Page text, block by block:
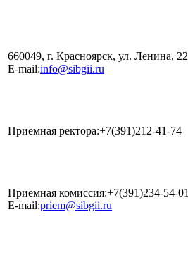
660049, г. Красноярск, ул. Ленина, 22
E-mail:info@sibgii.ru
Приемная ректора:+7(391)212-41-74
Приемная комиссия:+7(391)234-54-01
E-mail:priem@sibgii.ru